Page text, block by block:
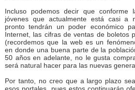
Incluso podemos decir que conforme
jóvenes que actualmente está casi a
pronto tendrán un poder económico
Internet, las cifras de ventas de boletos
(recordemos que la web es un
en donde una buena parte de la
50 años en adelante, no le gusta
será natural hacer para las nuevas
Por tanto, no creo que a largo plazo